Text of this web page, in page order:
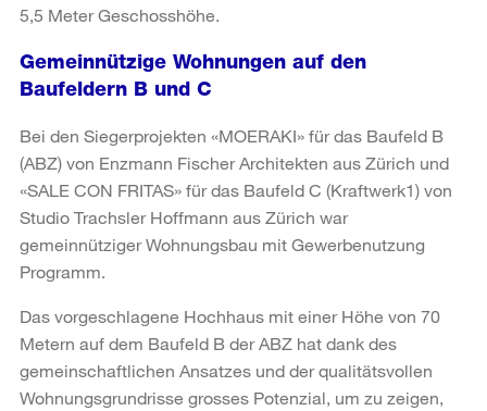
5,5 Meter Geschosshöhe.
Gemeinnützige Wohnungen auf den
Baufeldern B und C
Bei den Siegerprojekten «MOERAKI» für das Baufeld B
(ABZ) von Enzmann Fischer Architekten aus Zürich und
«SALE CON FRITAS» für das Baufeld C (Kraftwerk1) von
Studio Trachsler Hoffmann aus Zürich war
gemeinnütziger Wohnungsbau mit Gewerbenutzung
Programm.
Das vorgeschlagene Hochhaus mit einer Höhe von 70
Metern auf dem Baufeld B der ABZ hat dank des
gemeinschaftlichen Ansatzes und der qualitätsvollen
Wohnungsgrundrisse grosses Potenzial, um zu zeigen,